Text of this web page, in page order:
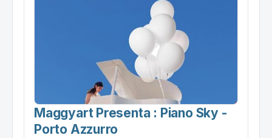
Maggyart Presenta : Piano Sky -
Porto Azzurro